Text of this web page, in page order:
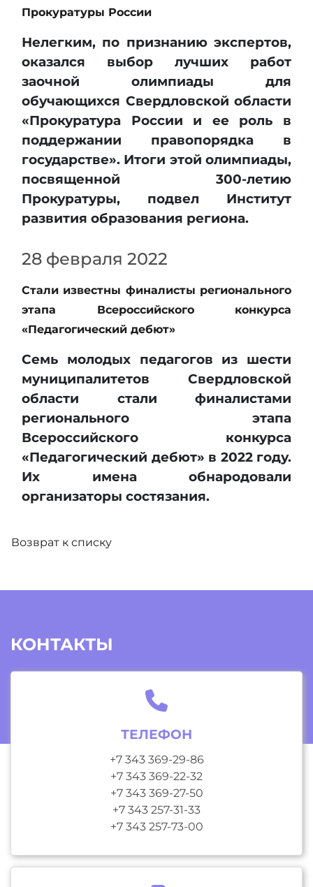
Прокуратуры России
Нелегким, по признанию экспертов,
оказался выбор лучших работ
заочной олимпиады для
обучающихся Свердловской области
«Прокуратура России и ее роль в
поддержании правопорядка в
государстве». Итоги этой олимпиады,
посвященной 300-летию
Прокуратуры, подвел Институт
развития образования региона.
28 февраля 2022
Стали известны финалисты регионального
этапа Всероссийского конкурса
«Педагогический дебют»
Семь молодых педагогов из шести
муниципалитетов Свердловской
области стали финалистами
регионального этапа
Всероссийского конкурса
«Педагогический дебют» в 2022 году.
Их имена обнародовали
организаторы состязания.
Возврат к списку
КОНТАКТЫ
ТЕЛЕФОН
+7 343 369-29-86
+7 343 369-22-32
+7 343 369-27-50
+7 343 257-31-33
+7 343 257-73-00